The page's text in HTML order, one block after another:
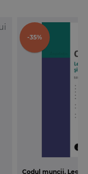
informare si
ocazional
335/2013 privind
absolventii de
176/2018 privind
privind protectia
Legea nr.
nr. 111/2010
lunara pentru
905/2017 privind
-35%
Codul muncii.